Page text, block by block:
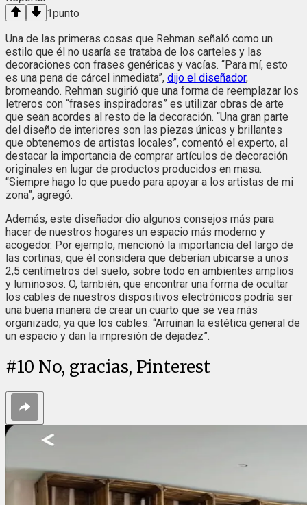
1punto
Una de las primeras cosas que Rehman señaló como un
estilo que él no usaría se trataba de los carteles y las
decoraciones con frases genéricas y vacías. “Para mí, esto
es una pena de cárcel inmediata”, dijo el diseñador,
bromeando. Rehman sugirió que una forma de reemplazar los
letreros con “frases inspiradoras” es utilizar obras de arte
que sean acordes al resto de la decoración. “Una gran parte
del diseño de interiores son las piezas únicas y brillantes
que obtenemos de artistas locales”, comentó el experto, al
destacar la importancia de comprar artículos de decoración
originales en lugar de productos producidos en masa.
“Siempre hago lo que puedo para apoyar a los artistas de mi
zona”, agregó.
Además, este diseñador dio algunos consejos más para
hacer de nuestros hogares un espacio más moderno y
acogedor. Por ejemplo, mencionó la importancia del largo de
las cortinas, que él considera que deberían ubicarse a unos
2,5 centímetros del suelo, sobre todo en ambientes amplios
y luminosos. O, también, que encontrar una forma de ocultar
los cables de nuestros dispositivos electrónicos podría ser
una buena manera de crear un cuarto que se vea más
organizado, ya que los cables: “Arruinan la estética general de
un espacio y dan la impresión de dejadez”.
#10 No, gracias, Pinterest